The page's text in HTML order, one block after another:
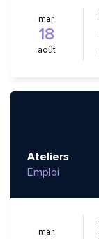
mar.
18
août
Ateliers
Emploi
mar.